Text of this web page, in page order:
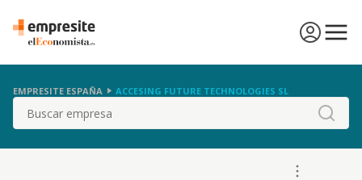
EMPRESITE ESPAÑA ACCESING FUTURE TECHNOLOGIES SL
Buscar